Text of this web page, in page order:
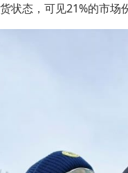
状态，可见21%的市场